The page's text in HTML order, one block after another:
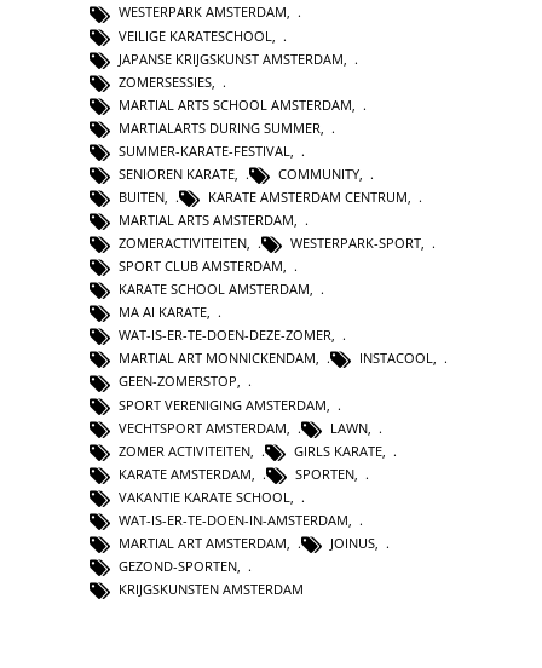
WESTERPARK AMSTERDAM,
VEILIGE KARATESCHOOL
JAPANSE KRIJGSKUNST AMSTERDAM
ZOMERSESSIES
MARTIAL ARTS SCHOOL AMSTERDAM
MARTIALARTS DURING SUMMER
SUMMER-KARATE-FESTIVAL
SENIOREN KARATE
COMMUNITY
BUITEN
KARATE AMSTERDAM CENTRUM
MARTIAL ARTS AMSTERDAM,
ZOMERACTIVITEITEN, WESTERPARK-SPORT,
SPORT CLUB AMSTERDAM,
KARATE SCHOOL AMSTERDAM,
MA AI KARATE,
WAT-IS-ER-TE-DOEN-DEZE-ZOMER,
MARTIAL ART MONNICKENDAM, INSTACOOL,
GEEN-ZOMERSTOP,
SPORT VERENIGING AMSTERDAM
VECHTSPORT AMSTERDAM
LAWN
ZOMER ACTIVITEITEN
GIRLS KARATE
KARATE AMSTERDAM
SPORTEN
VAKANTIE KARATE SCHOOL
WAT-IS-ER-TE-DOEN-IN-AMSTERDAM
MARTIAL ART AMSTERDAM
JOINUS
GEZOND-SPORTEN
KRIJGSKUNSTEN AMSTERDAM